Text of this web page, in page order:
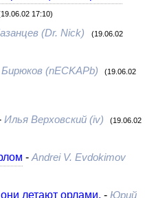
17:10)
(Dr. Nick) (19.06.02
(nECKAPb) (19.06.02
Илья Верховский (iv) (19.06.02
-Andrei V. Evdokimov
летают орлами, - Юрий